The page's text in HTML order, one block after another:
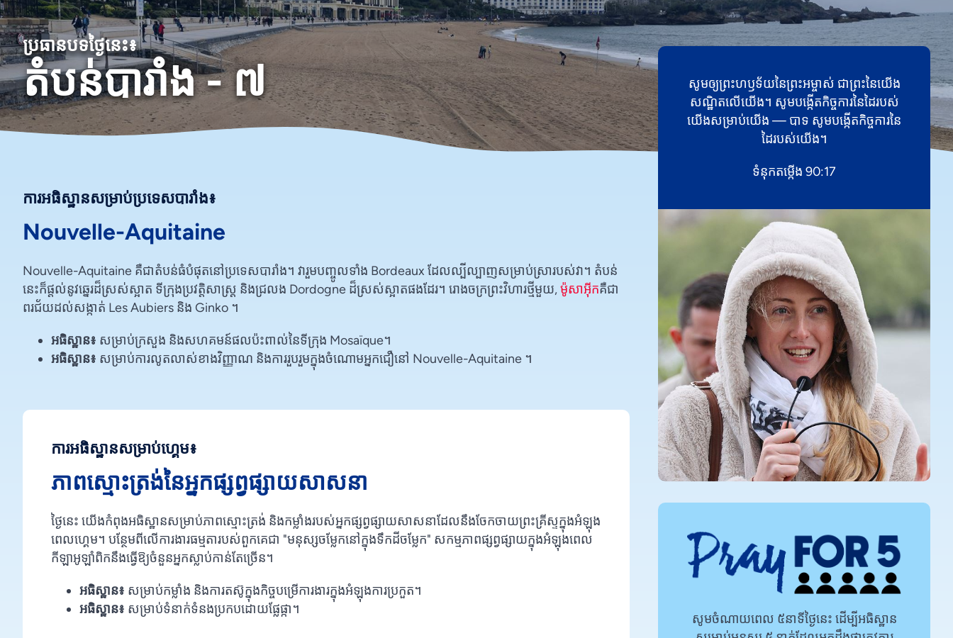
ប្រធានបទថ្ងៃនេះ៖
តំបន់បារាំង - ៧
ការអធិស្ឋានសម្រាប់ប្រទេសបារាំង៖
Nouvelle-Aquitaine
Nouvelle-Aquitaine គឺជាតំបន់ធំបំផុតនៅប្រទេសបារាំង។ វារួមបញ្ចូលទាំង Bordeaux ដែលល្បីល្បាញសម្រាប់ស្រារបស់វា។ តំបន់
នេះក៏ផ្តល់នូវឆ្នេរដ៏ស្រស់ស្អាត ទីក្រុងប្រវត្តិសាស្ត្រ និងជ្រលង Dordogne ដ៏ស្រស់ស្អាតផងដែរ។ រោងចក្រព្រះវិហារថ្មីមួយ,ម៉ូសាអ៊ីកគឺ​ជា​
ពរជ័យ​ដល់​សង្កាត់ Les Aubiers និង Ginko ។
អធិស្ឋាន៖ សម្រាប់ក្រសួង និងសហគមន៍ផលប៉ះពាល់នៃទីក្រុង Mosaïque។
អធិស្ឋាន៖ សម្រាប់ការលូតលាស់ខាងវិញ្ញាណ និងការរួបរួមក្នុងចំណោមអ្នកជឿនៅ Nouvelle-Aquitaine ។
ការអធិស្ឋានសម្រាប់ហ្គេម៖
ភាពស្មោះត្រង់នៃអ្នកផ្សព្វផ្សាយសាសនា
ថ្ងៃនេះ យើងកំពុងអធិស្ឋានសម្រាប់ភាពស្មោះត្រង់ និងកម្លាំងរបស់អ្នកផ្សព្វផ្សាយសាសនាដែលនឹងចែកចាយព្រះគ្រីស្ទក្នុងអំឡុង
ពេលហ្គេម។ បន្ថែមពីលើការងារធម្មតារបស់ពួកគេជា "មនុស្សចម្លែកនៅក្នុងទឹកដីចម្លែក" សកម្មភាពផ្សព្វផ្សាយក្នុងអំឡុងពេល
កីឡាអូឡាំពិកនឹងធ្វើឱ្យចំនួនអ្នកស្លាប់កាន់តែច្រើន។
អធិស្ឋាន៖ សម្រាប់កម្លាំង និងការតស៊ូក្នុងកិច្ចបម្រើការងារក្នុងអំឡុងការប្រកួត។
អធិស្ឋាន៖ សម្រាប់ទំនាក់ទំនងប្រកបដោយផ្លែផ្កា។
សូម​ឲ្យ​ព្រះ‌ហឫទ័យ​នៃ​ព្រះ‌អម្ចាស់ ជា​ព្រះ​នៃ​យើង​
សណ្ឋិត​លើ​យើង។ សូម​បង្កើត​កិច្ចការ​នៃ​ដៃ​របស់​
យើង​សម្រាប់​យើង — បាទ សូម​បង្កើត​កិច្ចការ​នៃ​
ដៃ​របស់​យើង។
ទំនុកតម្កើង 90:17
សូមចំណាយពេល ៥នាទីថ្ងៃនេះ ដើម្បីអធិស្ឋាន